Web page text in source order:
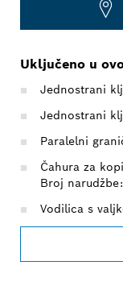
Uključeno u
Jednostrani
Jednostrani
Paralelni
Čahura za
Broj
Vodilica s